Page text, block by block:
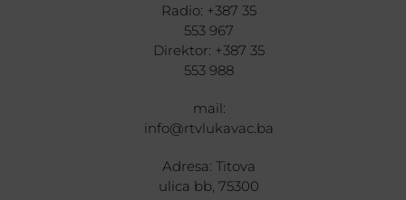
Radio: +387 35
553 967
Direktor: +387 35
553 988
mail:
info@rtvlukavac.ba
Adresa: Titova
ulica bb, 75300